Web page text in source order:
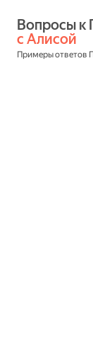
с Алисой
Примеры ответов